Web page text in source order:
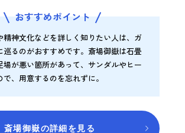
おすすめポイント
精神文化などを詳しく知りたい人は、ガ
巡るのがおすすめです。斎場御嶽は石畳
場が悪い箇所があって、サンダルやヒー
、用意するのを忘れずに。
斎場御嶽の詳細を見る